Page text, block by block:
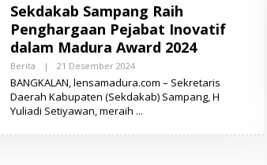
Sekdakab Sampang Raih
Penghargaan Pejabat Inovatif
dalam Madura Award 2024
Berita | 21 Desember 2024O
E
H
BANGKALAN, lensamadura.com – Sekretaris
Daerah Kabupaten (Sekdakab) Sampang, H
Yuliadi Setiyawan, meraih